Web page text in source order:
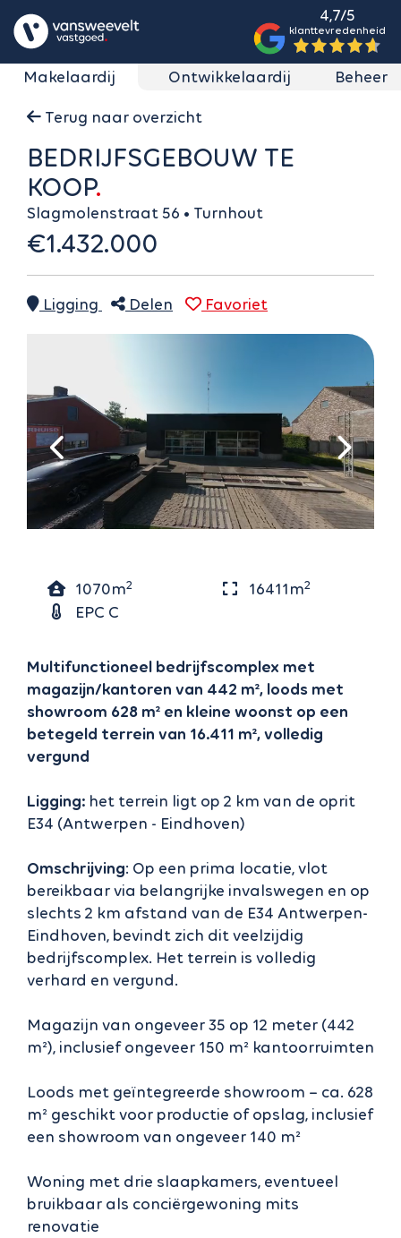
4,7/5
klanttevredenheid
Makelaardij Ontwikkelaardij Beheer
Terug naar overzicht
BEDRIJFSGEBOUW TE
KOOP
Slagmolenstraat 56 • Turnhout
€1.432.000
Ligging Delen Favoriet
1070m2 16411m2
EPC C
Multifunctioneel bedrijfscomplex met
magazijn/kantoren van 442 m², loods met
showroom 628 m² en kleine woonst op een
betegeld terrein van 16.411 m², volledig
vergund
Ligging: het terrein ligt op 2 km van de oprit
E34 (Antwerpen - Eindhoven)
Omschrijving: Op een prima locatie, vlot
bereikbaar via belangrijke invalswegen en op
slechts 2 km afstand van de E34 Antwerpen-
Eindhoven, bevindt zich dit veelzijdig
bedrijfscomplex. Het terrein is volledig
verhard en vergund.
Magazijn van ongeveer 35 op 12 meter (442
m²), inclusief ongeveer 150 m² kantoorruimten
Loods met geïntegreerde showroom – ca. 628
m² geschikt voor productie of opslag, inclusief
een showroom van ongeveer 140 m²
Woning met drie slaapkamers, eventueel
bruikbaar als conciërgewoning mits
renovatie